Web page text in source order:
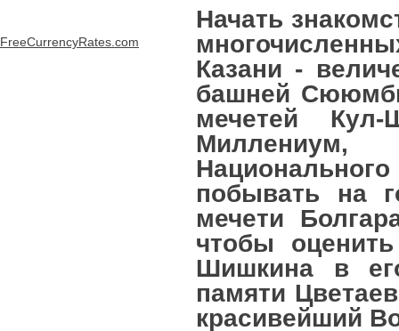
FreeCurrencyRates.com
Начать
Казани -
башней
мечетей
Миллениум,
побывать на
мечети
чтобы
Шишкина в
памяти
красивейший